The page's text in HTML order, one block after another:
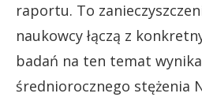
raportu. To
naukowcy łączą z
badań na ten temat
średniorocznego stężenia